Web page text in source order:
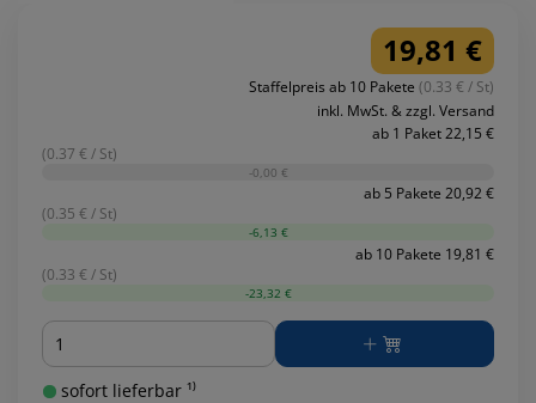
19,81 €
Staffelpreis ab 10 Pakete (0.33 € / St)
inkl. MwSt. & zzgl. Versand
ab 1 Paket 22,15 €
(0.37 € / St)
-0,00 €
ab 5 Pakete 20,92 €
(0.35 € / St)
-6,13 €
ab 10 Pakete 19,81 €
(0.33 € / St)
-23,32 €
Menge
sofort lieferbar ¹⁾